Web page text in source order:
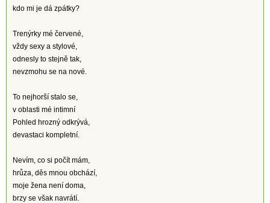
kdo mi je dá zpátky?
Trenýrky mé červené,
vždy sexy a stylové,
odnesly to stejně tak,
nevzmohu se na nové.
To nejhorší stalo se,
v oblasti mé intimní
Pohled hrozný odkrývá,
devastaci kompletní.
Nevím, co si počít mám,
hrůza, děs mnou obchází,
moje žena není doma,
brzy se však navrátí.